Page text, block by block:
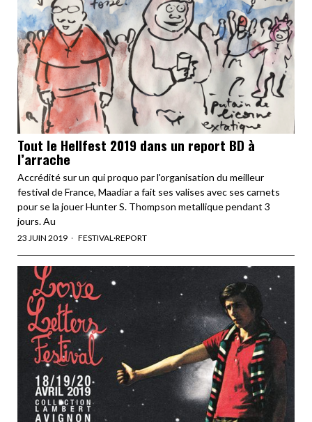
Tout le Hellfest 2019 dans un report BD à
l’arrache
Accrédité sur un qui proquo par l'organisation du meilleur
festival de France, Maadiar a fait ses valises avec ses carnets
pour se la jouer Hunter S. Thompson metallique pendant 3
jours. Au
23 JUIN 2019 FESTIVAL·REPORT